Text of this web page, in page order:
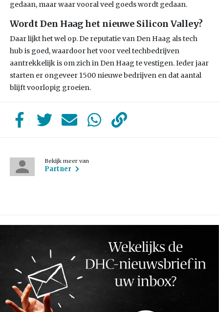
gedaan, maar waar vooral veel goeds wordt gedaan.
Wordt Den Haag het nieuwe Silicon Valley?
Daar lijkt het wel op. De reputatie van Den Haag als tech
hub is goed, waardoor het voor veel techbedrijven
aantrekkelijk is om zich in Den Haag te vestigen. Ieder jaar
starten er ongeveer 1500 nieuwe bedrijven en dat aantal
blijft voorlopig groeien.
Bekijk meer van
Partner